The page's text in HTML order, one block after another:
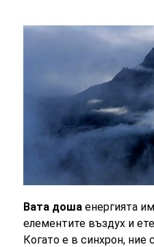
Вата дошаенергията
елементите въздух и
Когато е в синхрон, ние